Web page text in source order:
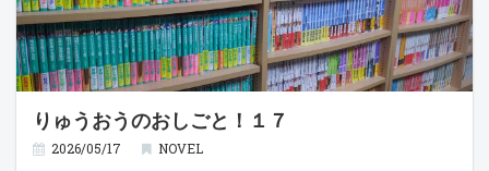
りゅうおうのおしごと！１７
2026/05/17
NOVEL